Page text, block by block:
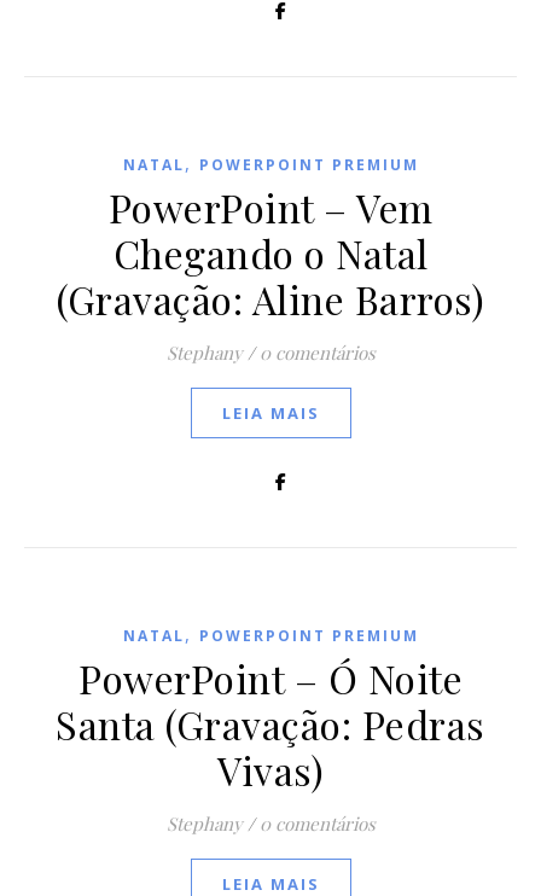
NATAL, POWERPOINT PREMIUM
PowerPoint – Vem
Chegando o Natal
(Gravação: Aline Barros)
Stephany / 0 comentários
LEIA MAIS
NATAL, POWERPOINT PREMIUM
PowerPoint – Ó Noite
Santa (Gravação: Pedras
Vivas)
Stephany / 0 comentários
LEIA MAIS